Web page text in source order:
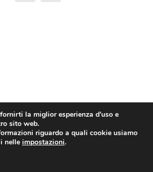
montres
orologi
superocean relógios
la miglior esperienza d'uso e
sito web.
riguardo a quali cookie usiamo
nelle impostazioni.